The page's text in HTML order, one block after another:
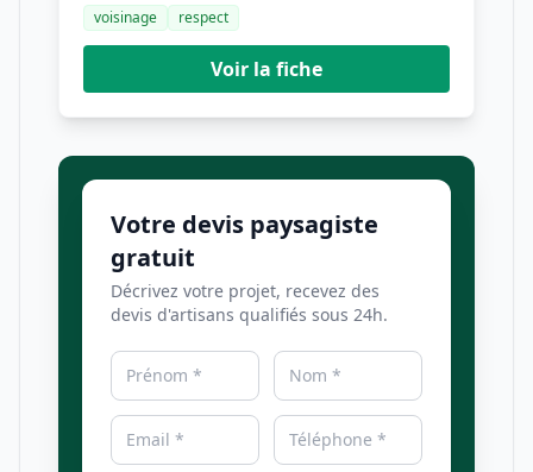
voisinage
respect
Voir la fiche
Votre devis paysagiste
gratuit
Décrivez votre projet, recevez des
devis d'artisans qualifiés sous 24h.